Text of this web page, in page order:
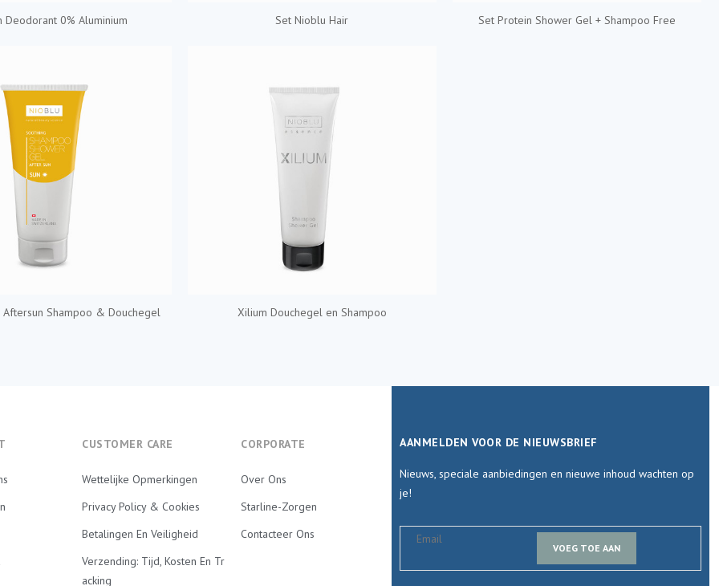
Deodorant 0% Aluminium Set Nioblu Hair Set Protein Shower Gel + Shampoo Free
Aftersun Shampoo & Douchegel Xilium Douchegel en Shampoo
CUSTOMER CARE
Wettelijke Opmerkingen
Privacy Policy & Cookies
Betalingen En Veiligheid
Verzending: Tijd, Kosten En Tr
Acking
CORPORATE
Over Ons
Starline-Zorgen
Contacteer Ons
AANMELDEN VOOR DE NIEUWSBRIEF
Nieuws, speciale aanbiedingen en nieuwe inhoud wachten op
je!
VOEG TOE AAN